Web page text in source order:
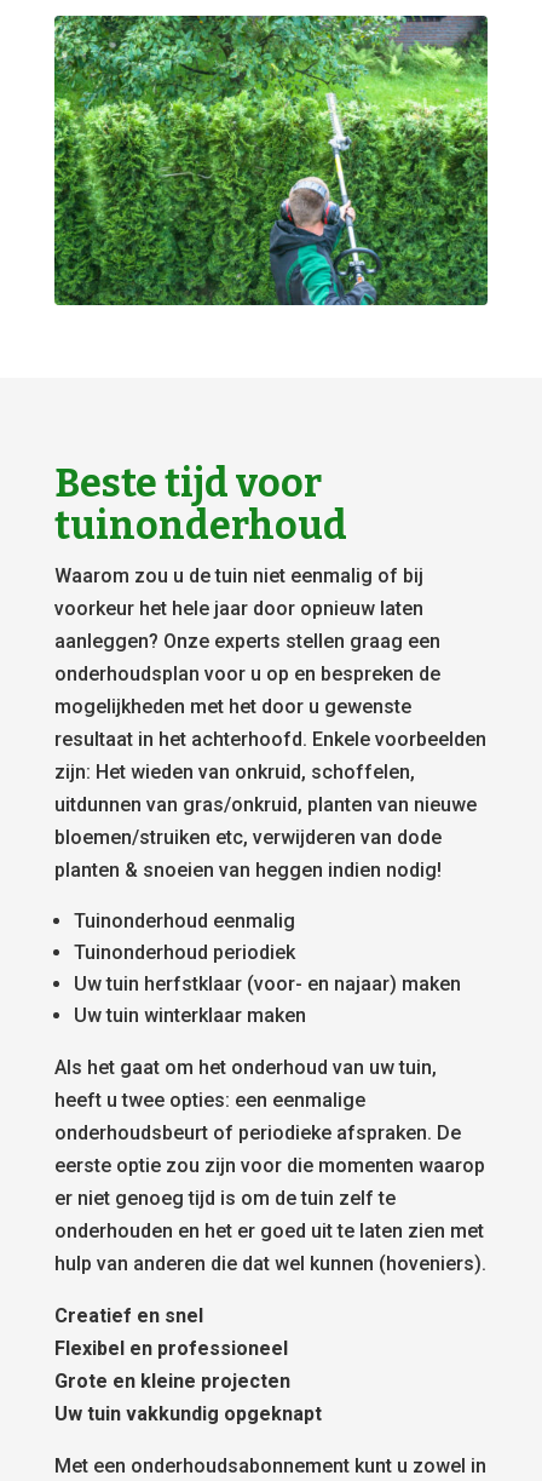
Beste tijd voor
tuinonderhoud
Waarom zou u de tuin niet eenmalig of bij
voorkeur het hele jaar door opnieuw laten
aanleggen? Onze experts stellen graag een
onderhoudsplan voor u op en bespreken de
mogelijkheden met het door u gewenste
resultaat in het achterhoofd. Enkele voorbeelden
zijn: Het wieden van onkruid, schoffelen,
uitdunnen van gras/onkruid, planten van nieuwe
bloemen/struiken etc, verwijderen van dode
planten & snoeien van heggen indien nodig!
Tuinonderhoud eenmalig
Tuinonderhoud periodiek
Uw tuin herfstklaar (voor- en najaar) maken
Uw tuin winterklaar maken
Als het gaat om het onderhoud van uw tuin,
heeft u twee opties: een eenmalige
onderhoudsbeurt of periodieke afspraken. De
eerste optie zou zijn voor die momenten waarop
er niet genoeg tijd is om de tuin zelf te
onderhouden en het er goed uit te laten zien met
hulp van anderen die dat wel kunnen (hoveniers).
Creatief en snel
Flexibel en professioneel
Grote en kleine projecten
Uw tuin vakkundig opgeknapt
Met een onderhoudsabonnement kunt u zowel in